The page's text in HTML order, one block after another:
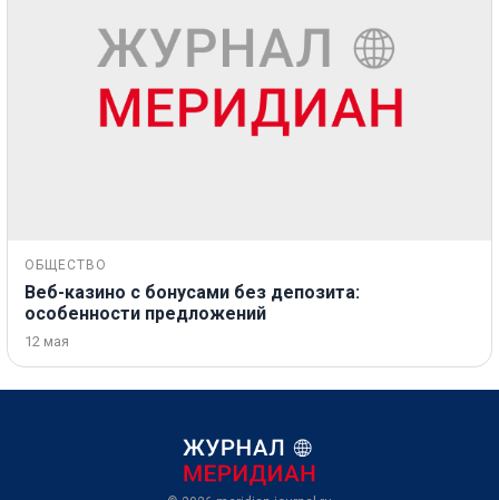
ОБЩЕСТВО
Веб-казино с бонусами без депозита:
особенности предложений
12 мая